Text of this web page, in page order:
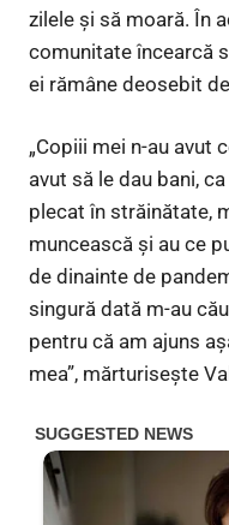
zilele și să moară. În
comunitate încearcă
ei rămâne deosebit
„Copiii mei n-au avut
avut să le dau bani,
plecat în străinătate,
muncească și au ce
de dinainte de
singură dată m-au
pentru că am ajuns
mea”, mărturisește